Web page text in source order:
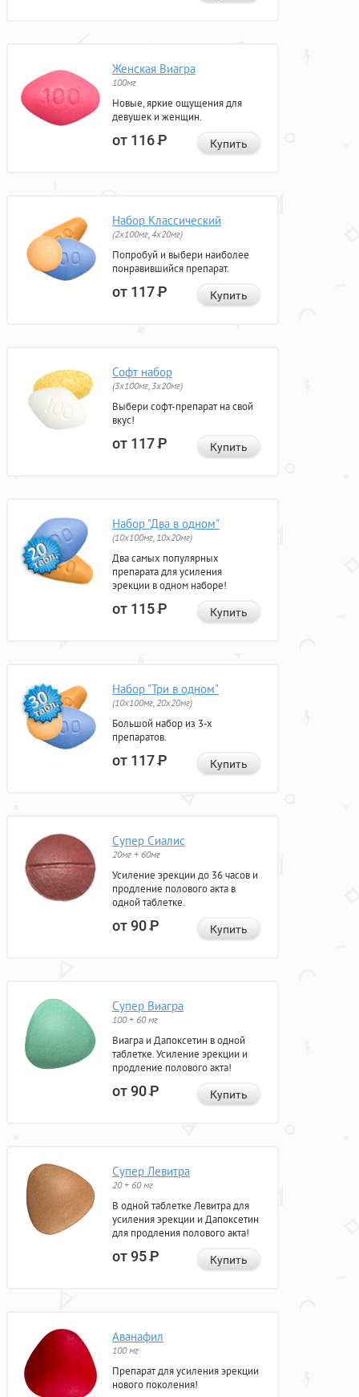
Женская Виагра
100мг
Новые, яркие ощущения для
девушек и женщин.
от 116Р Купить
Набор Классический
(2x100мг, 4x20мг)
Попробуй и выбери наиболее
понравившийся препарат.
от 117Р Купить
Софт набор
(3x100мг, 3x20мг)
Выбери софт-препарат на свой
вкус!
от 117Р Купить
Набор "Два в одном"
(10x100мг, 10x20мг)
Два самых популярных
препарата для усиления
эрекции в одном наборе!
от 115Р Купить
Набор "Три в одном"
(10x100мг, 20x20мг)
Большой набор из 3-х
препаратов.
от 117Р Купить
Супер Сиалис
20мг + 60мг
Усиление эрекции до 36 часов и
продление полового акта в
одной таблетке.
от 90Р Купить
Супер Виагра
100 + 60 мг
Виагра и Дапоксетин в одной
таблетке. Усиление эрекции и
продление полового акта!
от 90Р Купить
Супер Левитра
20 + 60 мг
В одной таблетке Левитра для
усиления эрекции и Дапоксетин
для продления полового акта!
от 95Р Купить
Аванафил
100 мг
Препарат для усиления эрекции
нового поколения!